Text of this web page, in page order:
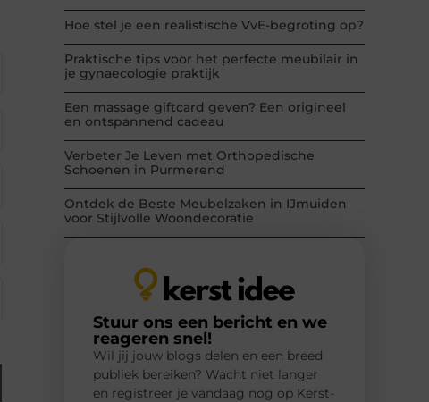
Hoe stel je een realistische VvE-begroting op?
Praktische tips voor het perfecte meubilair in
je gynaecologie praktijk
Een massage giftcard geven? Een origineel
en ontspannend cadeau
Verbeter Je Leven met Orthopedische
Schoenen in Purmerend
Ontdek de Beste Meubelzaken in IJmuiden
voor Stijlvolle Woondecoratie
Stuur ons een bericht en we
reageren snel!
Wil jij jouw blogs delen en een breed
publiek bereiken? Wacht niet langer
en registreer je vandaag nog op Kerst-